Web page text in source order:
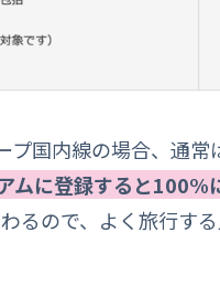
プ国内線の場合、通
ムに登録すると100%
るので、よく旅行す